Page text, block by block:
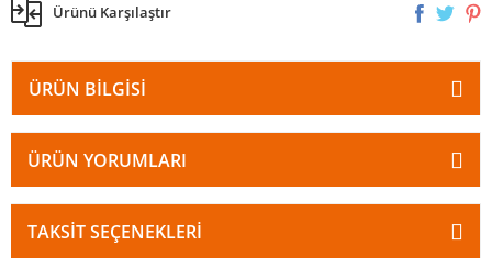
Ürünü Karşılaştır
ÜRÜN BILGISI
ÜRÜN YORUMLARI
TAKSIT SEÇENEKLERI